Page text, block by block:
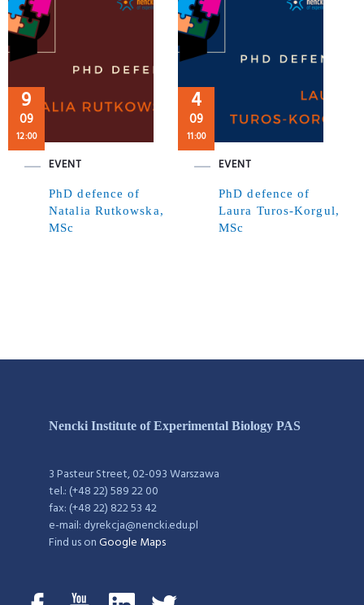
9
09
12:00
EVENT
PhD defence of
Natalia Rutkowska,
MSc
4
09
11:00
EVENT
PhD defence of
Laura Turos-Korgul,
MSc
Nencki Institute of Experimental Biology PAS
3 Pasteur Street, 02-093 Warszawa
tel.: (+48 22) 589 22 00
fax: (+48 22) 822 53 42
e-mail: dyrekcja@nencki.edu.pl
Find us onGoogle Maps